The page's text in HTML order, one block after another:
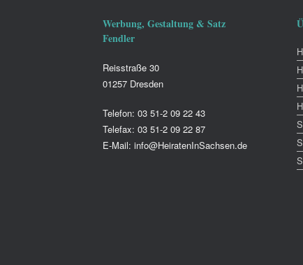
Werbung, Gestaltung & Satz
Fendler
Reisstraße 30
01257 Dresden
Telefon: 03 51-2 09 22 43
Telefax: 03 51-2 09 22 87
E-Mail: info@HeiratenInSachsen.de